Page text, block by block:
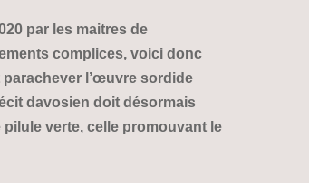
par les maitres de
complices, voici donc
parachever l’œuvre sordide
davosien doit désormais
verte, celle promouvant le